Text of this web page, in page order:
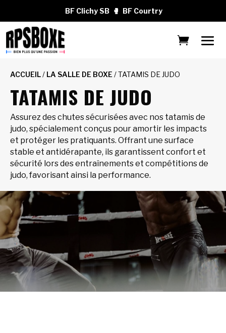
BF Clichy SB 🥊 BF Courtry
ACCUEIL/ LA SALLE DE BOXE / TATAMIS DE JUDO
TATAMIS DE JUDO
Assurez des chutes sécurisées avec nos tatamis de
judo, spécialement conçus pour amortir les impacts
et protéger les pratiquants. Offrant une surface
stable et antidérapante, ils garantissent confort et
sécurité lors des entraînements et compétitions de
judo, favorisant ainsi la performance.